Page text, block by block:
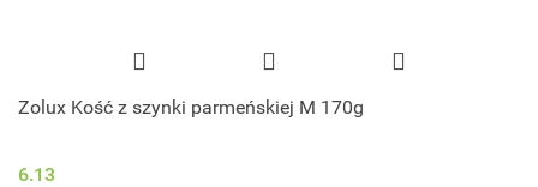
Zolux Kość z szynki parmeńskiej M 170g
6.13